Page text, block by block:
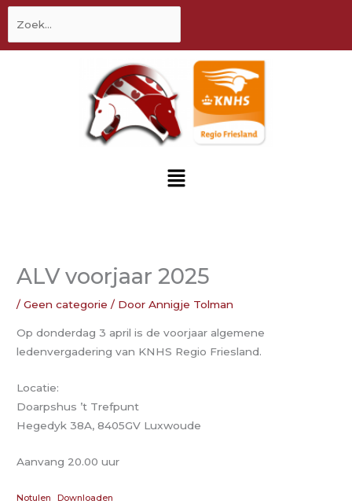
Menu
ALV voorjaar 2025
/Geen categorie / DoorAnnigje Tolman
Op donderdag 3 april is de voorjaar algemene
ledenvergadering van KNHS Regio Friesland.
Locatie:
Doarpshus ’t Trefpunt
Hegedyk 38A, 8405GV Luxwoude
Aanvang 20.00 uur
Notulen
Downloaden